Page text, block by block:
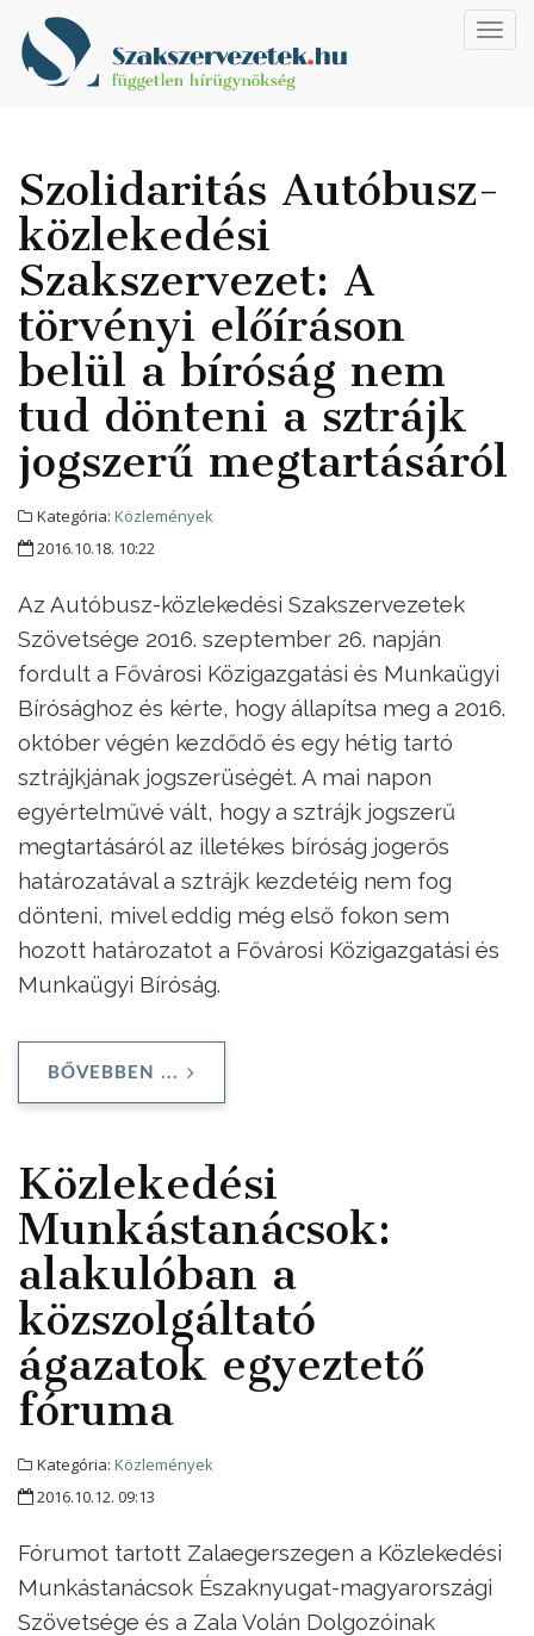
Szolidaritás Autóbusz-
közlekedési
Szakszervezet: A
törvényi előíráson
belül a bíróság nem
tud dönteni a sztrájk
jogszerű megtartásáról
Kategória: Közlemények
2016.10.18. 10:22
Az Autóbusz-közlekedési Szakszervezetek
Szövetsége 2016. szeptember 26. napján
fordult a Fővárosi Közigazgatási és Munkaügyi
Bírósághoz és kérte, hogy állapítsa meg a 2016.
október végén kezdődő és egy hétig tartó
sztrájkjának jogszerüségét. A mai napon
egyértelművé vált, hogy a sztrájk jogszerű
megtartásáról az illetékes bíróság jogerős
határozatával a sztrájk kezdetéig nem fog
dönteni, mivel eddig még első fokon sem
hozott határozatot a Fővárosi Közigazgatási és
Munkaügyi Bíróság.
BŐVEBBEN ...
Közlekedési
Munkástanácsok:
alakulóban a
közszolgáltató
ágazatok egyeztető
fóruma
Kategória: Közlemények
2016.10.12. 09:13
Fórumot tartott Zalaegerszegen a Közlekedési
Munkástanácsok Északnyugat-magyarországi
Szövetsége és a Zala Volán Dolgozóinak